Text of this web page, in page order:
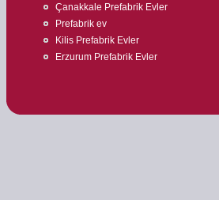
Çanakkale Prefabrik Evler
Prefabrik ev
Kilis Prefabrik Evler
Erzurum Prefabrik Evler